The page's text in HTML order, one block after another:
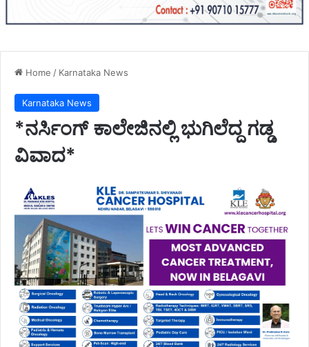
Home / Karnataka News
Karnataka News
*ನರ್ಸಿಂಗ್ ಕಾಲೇಜಿನಲ್ಲಿ ಭುಗಿಲೆದ್ದ ಗಡ್ಡ
ವಿವಾದ*